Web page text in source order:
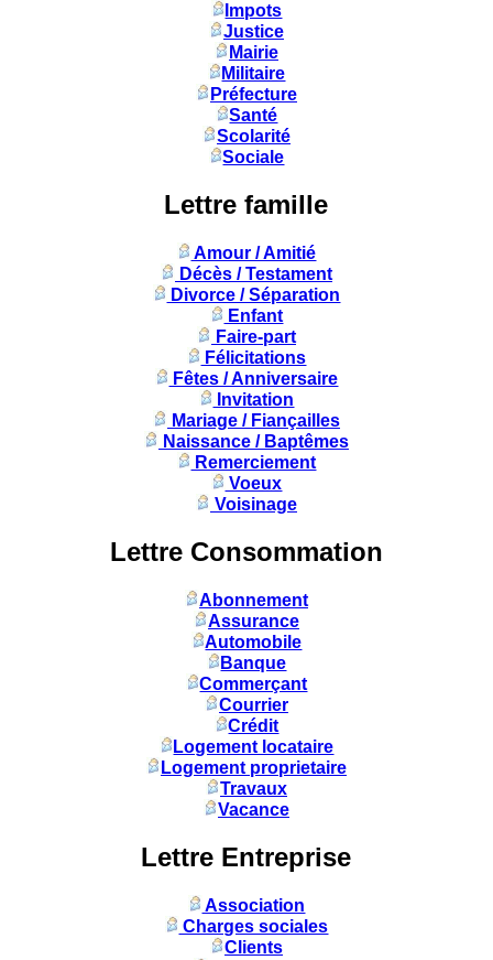
Impots
Justice
Mairie
Militaire
Préfecture
Santé
Scolarité
Sociale
Lettre famille
Amour / Amitié
Décès / Testament
Divorce / Séparation
Enfant
Faire-part
Félicitations
Fêtes / Anniversaire
Invitation
Mariage / Fiançailles
Naissance / Baptêmes
Remerciement
Voeux
Voisinage
Lettre Consommation
Abonnement
Assurance
Automobile
Banque
Commerçant
Courrier
Crédit
Logement locataire
Logement proprietaire
Travaux
Vacance
Lettre Entreprise
Association
Charges sociales
Clients